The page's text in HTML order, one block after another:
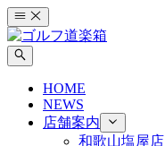
コ
ン
テ
ン
HOME
NEWS
店舗案内
和歌山塩屋店